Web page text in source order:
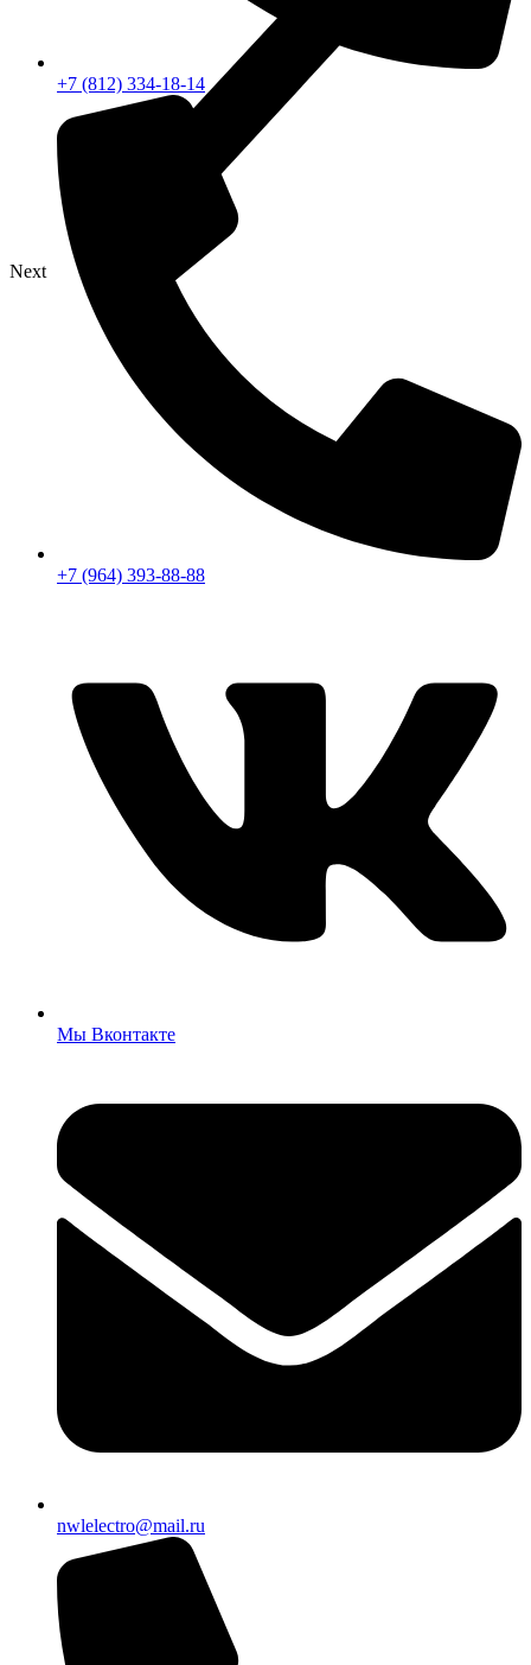
Next
+7 (812) 334-18-14
+7 (964) 393-88-88
Мы Вконтакте
nwlelectro@mail.ru